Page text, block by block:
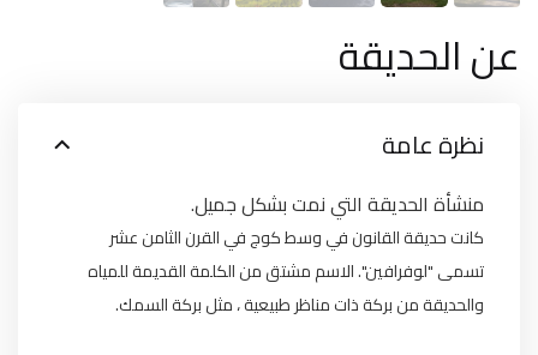
عن الحديقة
نظرة عامة
منشأة الحديقة التي نمت بشكل جميل.
كانت حديقة القانون في وسط كوج في القرن الثامن عشر
تسمى "لوفرافين". الاسم مشتق من الكلمة القديمة للمياه
والحديقة من بركة ذات مناظر طبيعية ، مثل بركة السمك.